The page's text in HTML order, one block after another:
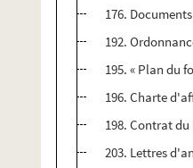
176.
192.
195. « Plan du
196. Charte
198. Contrat du
203. Lettres